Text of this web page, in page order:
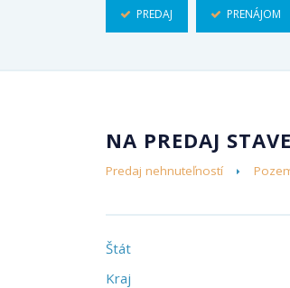
PREDAJ PRENÁJOM
NA PREDAJ
Predaj nehnuteľností
Štát
Kraj